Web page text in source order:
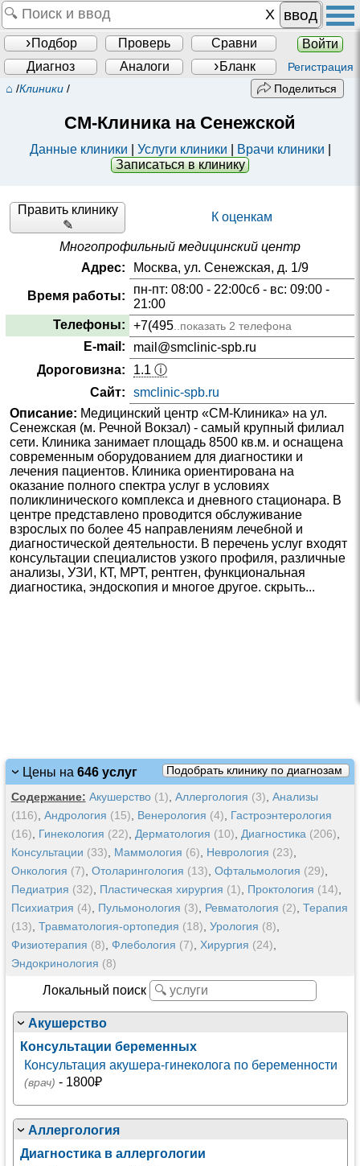
ввод
Подбор Проверь Сравни
Войти
Диагноз
Аналоги Бланк Регистрация
⌂ /Клиники / Поделиться
СМ-Клиника на Сенежской
Данные клиники Услуги клиники Врачи клиники
Записаться в клинику
Править клинику
✎
К оценкам
Многопрофильный медицинский центр
Адрес:
Москва, ул. Сенежская, д. 1/9
Время работы:
пн-пт: 08:00 - 22:00сб - вс: 09:00 -
21:00
Телефоны:
+7(495..показать 2 телефона
E-mail:
mail@smclinic-spb.ru
Дороговизна:
1.1 ⓘ
Сайт:
smclinic-spb.ru
Описание: Медицинский центр «СМ-Клиника» на ул.
Сенежская (м. Речной Вокзал) - самый крупный филиал
сети. Клиника занимает площадь 8500 кв.м. и оснащена
современным оборудованием для диагностики и
лечения пациентов. Клиника ориентирована на
оказание полного спектра услуг в условиях
поликлинического комплекса и дневного стационара. В
центре представлено проводится обслуживание
взрослых по более 45 направлениям лечебной и
диагностической деятельности. В перечень услуг входят
консультации специалистов узкого профиля, различные
анализы, УЗИ, КТ, МРТ, рентген, функциональная
диагностика, эндоскопия и многое другое. скрыть...
Цены на 646 услуг Подобрать клинику по диагнозам
Содержание: Акушерство (1) Аллергология (3) Анализы
(116) Андрология (15) Венерология (4)
Гастроэнтерология
(16)
Гинекология (22) Дерматология (10) Диагностика (206)
Консультации (33) Маммология (6) Неврология (23)
Онкология (7) Отоларингология (13) Офтальмология (29)
Педиатрия (32) Пластическая хирургия (1) Проктология (14)
Психиатрия (4) Пульмонология (3) Ревматология (2) Терапия
(13) Травматология-ортопедия (18) Урология (8)
Физиотерапия (8) Флебология (7) Хирургия (24)
Эндокринология (8)
Локальный поиск
Акушерство
Консультации беременных
Консультация акушера-гинеколога по беременности
(врач) - 1800₽
Аллергология
Диагностика в аллергологии